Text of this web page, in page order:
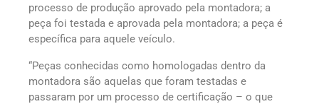
processo de produção aprovado pela montadora; a
peça foi testada e aprovada pela montadora; a peça é
específica para aquele veículo.
“Peças conhecidas como homologadas dentro da
montadora são aquelas que foram testadas e
passaram por um processo de certificação – o que